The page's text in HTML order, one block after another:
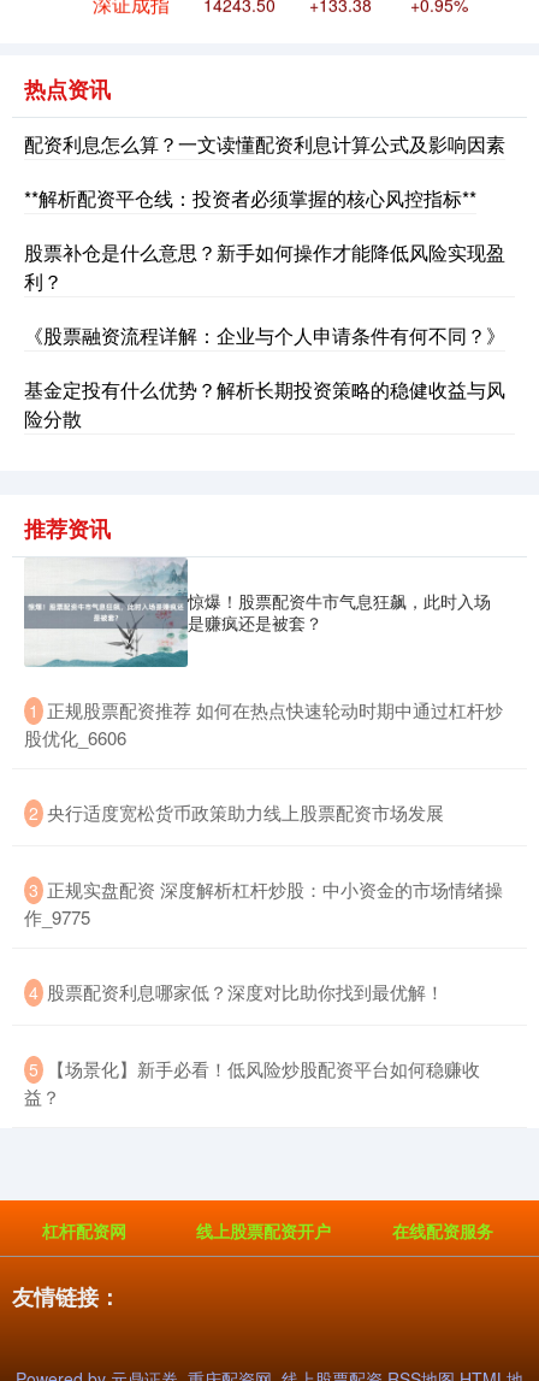
北证50
国债指数
热点资讯
配资利息怎么算？一文读懂配资利息计算公式及影响因素
**解析配资平仓线：投资者必须掌握的核心风控指标**
股票补仓是什么意思？新手如何操作才能降低风险实现盈
利？
《股票融资流程详解：企业与个人申请条件有何不同？》
基金定投有什么优势？解析长期投资策略的稳健收益与风
险分散
推荐资讯
惊爆！股票配资牛市气息狂飙，此时入场
是赚疯还是被套？
1 ​正规股票配资推荐 如何在热点快速轮动时期中通过杠杆炒
股优化_6606
2 ​央行适度宽松货币政策助力线上股票配资市场发展
3 ​正规实盘配资 深度解析杠杆炒股：中小资金的市场情绪操
作_9775
4 ​股票配资利息哪家低？深度对比助你找到最优解！
5
​【场景化】新手必看！低风险炒股配资平台如何稳赚收
益？
杠杆配资网 线上股票配资开户 在线配资服务
友情链接：